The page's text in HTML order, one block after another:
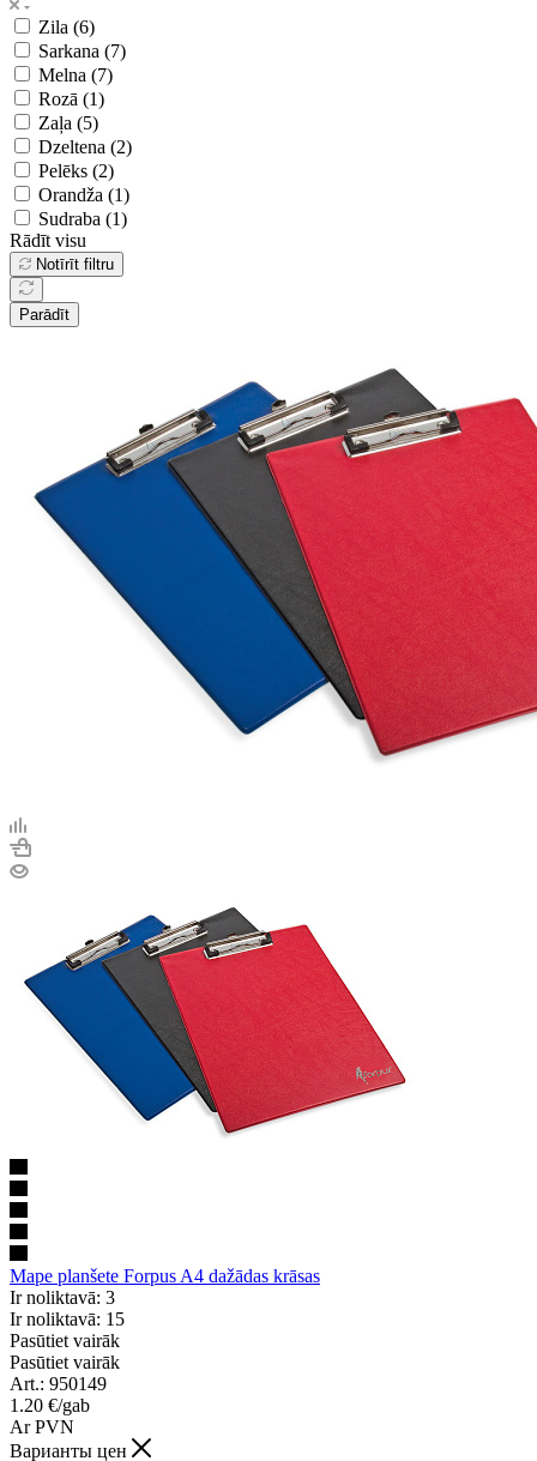
Zila (6)
Sarkana (7)
Melna (7)
Rozā (1)
Zaļa (5)
Dzeltena (2)
Pelēks (2)
Orandža (1)
Sudraba (1)
Rādīt visu
Notīrīt filtru
Parādīt
Mape planšete Forpus A4 dažādas krāsas
Ir noliktavā: 3
Ir noliktavā: 15
Pasūtiet vairāk
Pasūtiet vairāk
Art.: 950149
1.20 €/gab
Ar PVN
Варианты цен